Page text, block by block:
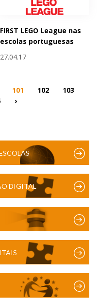
FIRST LEGO League nas
escolas portuguesas
27.04.17
101 102
103
›
DIGITAL